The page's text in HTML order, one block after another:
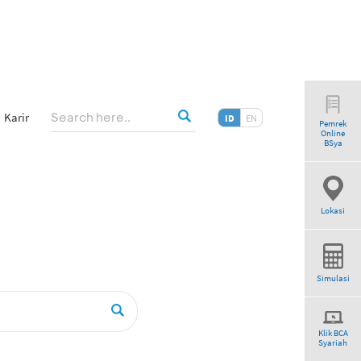
Karir ID EN
Pemrek
Online
BSya
Lokasi
Simulasi
Klik BCA
Syariah